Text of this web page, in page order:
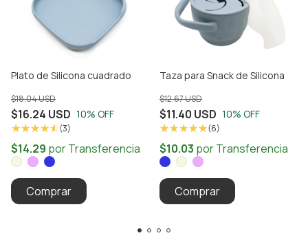
Plato de Silicona cuadrado
$16.24 USD
$18.04 USD
10% OFF
(3)
Comprar
Taza para Snack de Silicona
$11.40 USD
$12.67 USD
10% OFF
(6)
Comprar